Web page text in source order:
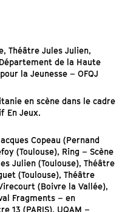
Théâtre Jules Julien,
de la Haute
la Jeunesse – OFQJ
en scène dans le cadre
En Jeux.
Copeau (Pernand
(Toulouse), Ring – Scène
Julien (Toulouse), Théâtre
(Toulouse), Théâtre
(Boivre la Vallée),
Fragments – en
13 (PARIS), UQAM –